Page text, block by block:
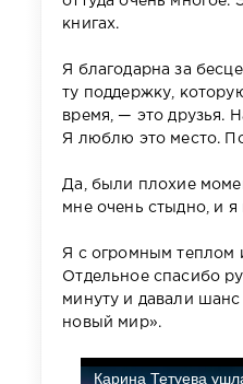
книгах.
Я благодарна за
ту поддержку,
время, — это друзья.
Я люблю это место.
Да, были плохие
мне очень стыдно, и
Я с огромным теплом
Отдельное спасибо
минуту и давали
новый мир».